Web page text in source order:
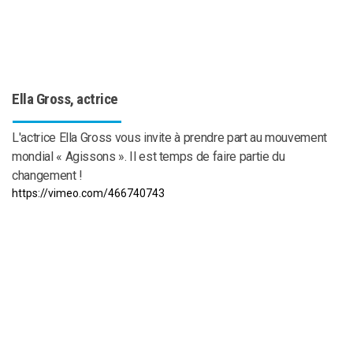
Ella Gross, actrice
L'actrice Ella Gross vous invite à prendre part au mouvement
mondial « Agissons ». Il est temps de faire partie du
changement !
https://vimeo.com/466740743